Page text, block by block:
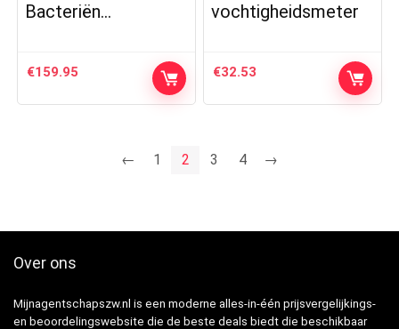
Bacteriën…
€159.95
vochtigheidsmeter
€32.53
← 1 2 3 4 →
Over ons
Mijnagentschapszw.nl is een moderne alles-in-één prijsvergelijkings-
en beoordelingswebsite die de beste deals biedt die beschikbaar